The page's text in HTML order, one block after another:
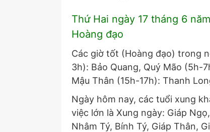
Thứ Hai ngày 17 tháng 6
Hoàng đạo
Các giờ tốt (Hoàng đạo) trong
3h): Bảo Quang, Quý Mão (5h-
Mậu Thân (15h-17h): Thanh
Ngày hôm nay, các tuổi xung
việc lớn là Xung ngày: Giáp
Nhâm Tý, Bính Tý, Giáp Thân,